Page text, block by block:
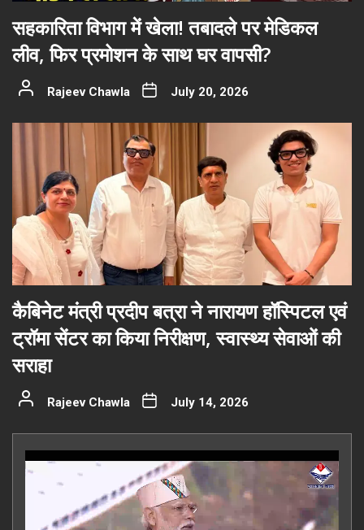
सहकारिता विभाग में खेला! तबादले पर मेडिकल
लीव, फिर प्रमोशन के साथ घर वापसी?
Rajeev Chawla July 20, 2026
कैबिनेट मंत्री प्रदीप बत्रा ने नारायण हॉस्पिटल एवं
ट्रॉमा सेंटर का किया निरीक्षण, स्वास्थ्य सेवाओं की
सराहा
Rajeev Chawla July 14, 2026